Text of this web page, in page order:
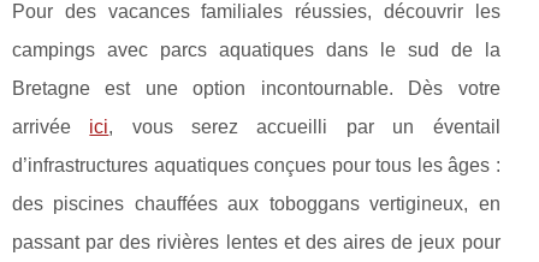
Pour des vacances familiales réussies, découvrir les
campings avec parcs aquatiques dans le sud de la
Bretagne est une option incontournable. Dès votre
arrivée ici, vous serez accueilli par un éventail
d’infrastructures aquatiques conçues pour tous les âges :
des piscines chauffées aux toboggans vertigineux, en
passant par des rivières lentes et des aires de jeux pour